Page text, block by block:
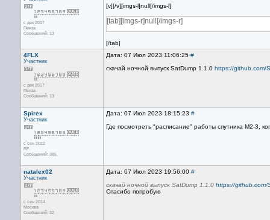
с дек 2017
Пенза
Сообщений: 13
[v][/v][imgs-l]null[/imgs-l]
[tab][imgs-r]null[/imgs-r]
[/tab]
4FLX
Участник
с дек 2017
Пенза
Сообщений: 13
Дата: 07 Июл 2023 11:06:25 #
скачай ночной выпуск SatDump 1.1.0 https://github.com/
Spirex
Участник
с сен 2022
RF
Сообщений: 385
Дата: 07 Июл 2023 18:15:23 #
Где посмотреть "расписание" работы спутника M2-3,
natalex02
Участник
с сен 2014
Москва
Сообщений: 32
Дата: 07 Июл 2023 19:56:00 #
скачай ночной выпуск SatDump 1.1.0 https://github.com/
Спасибо попробую